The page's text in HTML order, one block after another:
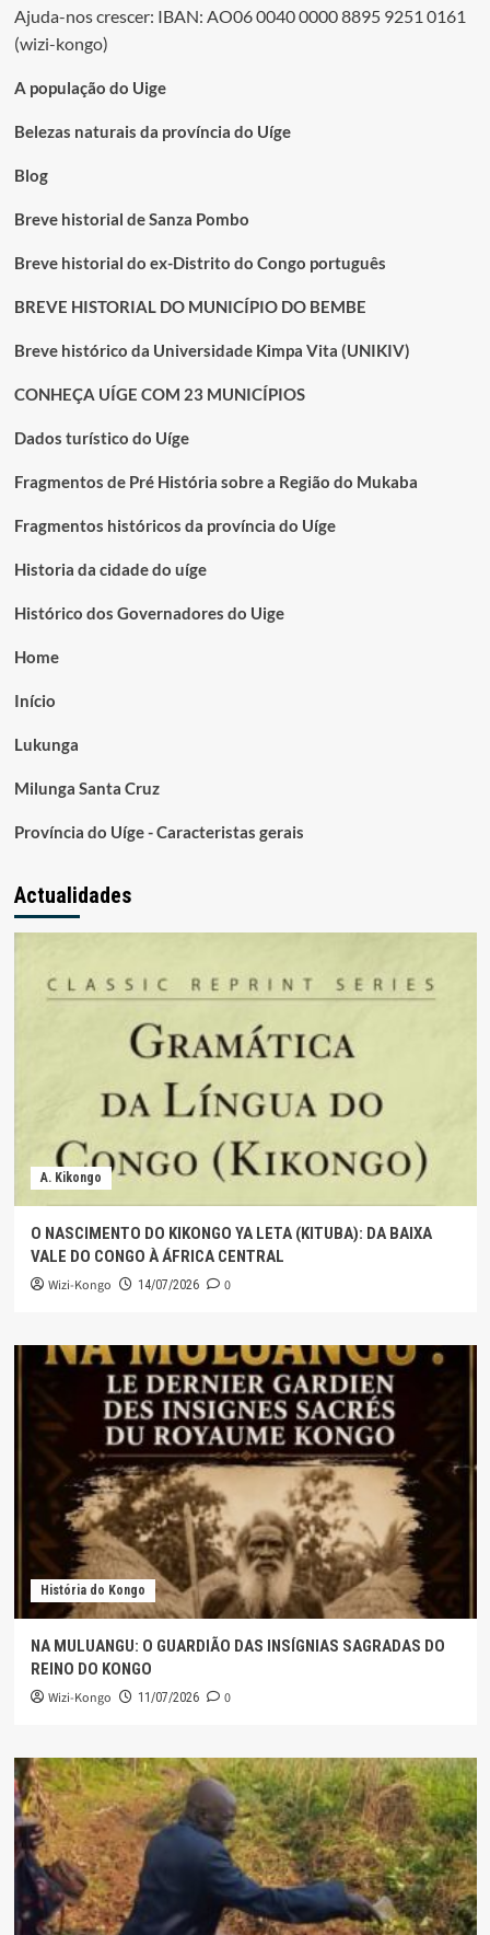
Ajuda-nos crescer: IBAN: AO06 0040 0000 8895 9251 0161
(wizi-kongo)
A população do Uige
Belezas naturais da província do Uíge
Blog
Breve historial de Sanza Pombo
Breve historial do ex-Distrito do Congo português
BREVE HISTORIAL DO MUNICÍPIO DO BEMBE
Breve histórico da Universidade Kimpa Vita (UNIKIV)
CONHEÇA UÍGE COM 23 MUNICÍPIOS
Dados turístico do Uíge
Fragmentos de Pré História sobre a Região do Mukaba
Fragmentos históricos da província do Uíge
Historia da cidade do uíge
Histórico dos Governadores do Uige
Home
Início
Lukunga
Milunga Santa Cruz
Província do Uíge - Caracteristas gerais
Actualidades
A. Kikongo
O NASCIMENTO DO KIKONGO YA LETA (KITUBA): DA BAIXA
VALE DO CONGO À ÁFRICA CENTRAL
Wizi-Kongo 14/07/2026 0
História do Kongo
NA MULUANGU: O GUARDIÃO DAS INSÍGNIAS SAGRADAS DO
REINO DO KONGO
Wizi-Kongo 11/07/2026 0